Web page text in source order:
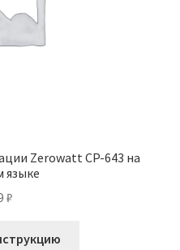
Zerowatt CP-643 на
языке
₽